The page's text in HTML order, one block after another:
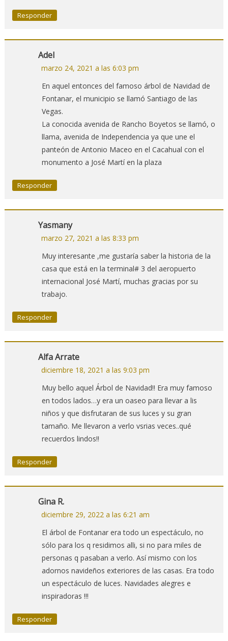
Responder
Adel
marzo 24, 2021 a las 6:03 pm
En aquel entonces del famoso árbol de Navidad de
Fontanar, el municipio se llamó Santiago de las
Vegas.
La conocida avenida de Rancho Boyetos se llamó, o
llama, avenida de Independencia ya que une el
panteón de Antonio Maceo en el Cacahual con el
monumento a José Martí en la plaza
Responder
Yasmany
marzo 27, 2021 a las 8:33 pm
Muy interesante ,me gustaría saber la historia de la
casa que está en la terminal# 3 del aeropuerto
internacional José Martí, muchas gracias por su
trabajo.
Responder
Alfa Arrate
diciembre 18, 2021 a las 9:03 pm
Muy bello aquel Árbol de Navidad!! Era muy famoso
en todos lados…y era un oaseo para llevar a lis
niños y que disfrutaran de sus luces y su gran
tamaño. Me llevaron a verlo vsrias veces..qué
recuerdos lindos!!
Responder
Gina R.
diciembre 29, 2022 a las 6:21 am
El árbol de Fontanar era todo un espectáculo, no
sólo para los q residimos alli, si no para miles de
personas q pasaban a verlo. Así mismo con los
adornos navideños exteriores de las casas. Era todo
un espectáculo de luces. Navidades alegres e
inspiradoras !!!
Responder